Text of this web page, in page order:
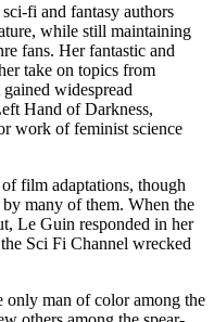
fi and fantasy authors
while still maintaining
fans. Her fantastic and
take on topics from
widespread
Hand of Darkness,
work of feminist science
film adaptations, though
many of them. When the
Le Guin responded in her
Sci Fi Channel wrecked
only man of color among the